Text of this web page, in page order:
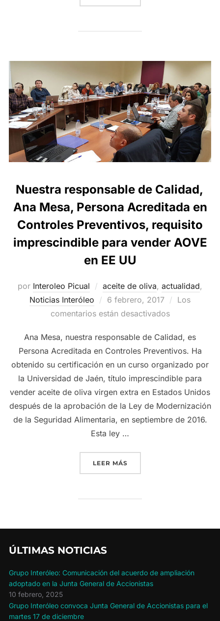
Nuestra responsable de Calidad,
Ana Mesa, Persona Acreditada en
Controles Preventivos, requisito
imprescindible para vender AOVE
en EE UU
por Interoleo Picual aceite de oliva, actualidad,
Noticias Interóleo
Publicado
el
6 febrero, 2017
Los
comentarios están desactivados
Ana Mesa, nuestra responsable de Calidad, es
Persona Acreditada en Controles Preventivos. Ha
obtenido su certificación en un curso organizado por
la Universidad de Jaén, título imprescindible para
vender aceite de oliva virgen extra en Estados Unidos
después de la aprobación de la Ley de Modernización
de la Seguridad Alimentaria, en septiembre de 2016.
Esta ley …
LEER MÁS«NUESTRA
ÚLTIMAS NOTICIAS
Grupo Interóleo: Comunicación del acuerdo de ampliación
adoptado en la Junta General de Accionistas
10 febrero, 2025
Grupo Interóleo convoca Junta General de Accionistas para el
martes 17 de diciembre